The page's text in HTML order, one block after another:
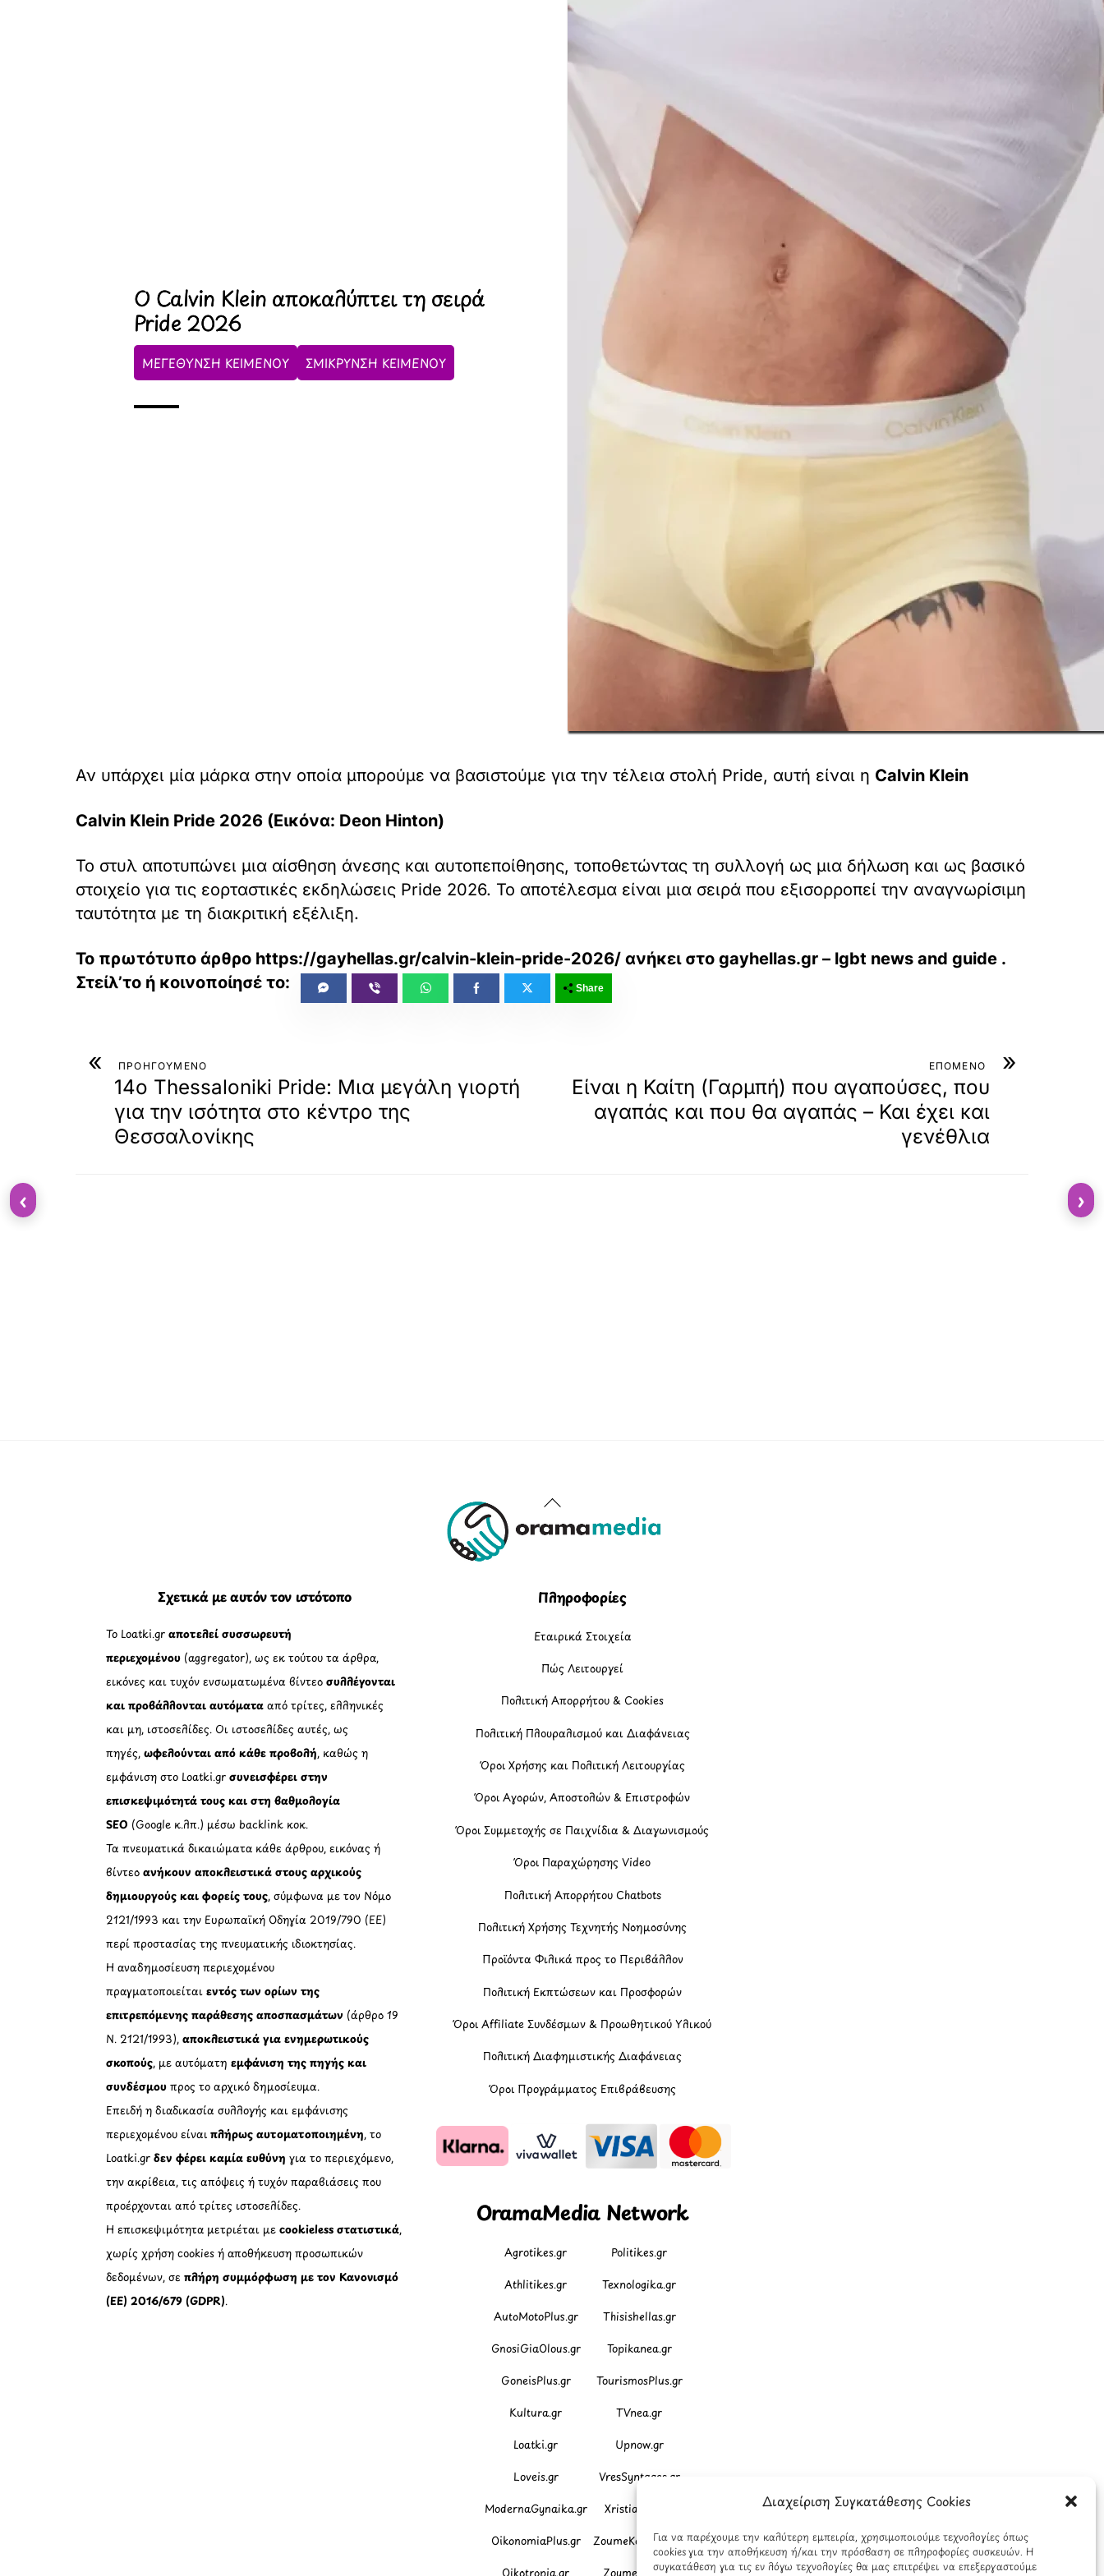
Διαχείριση Συγκατάθεσης Cookies
Για να παρέχουμε την καλύτερη εμπειρία, χρησιμοποιούμε τεχνολογίες όπως
cookies για την αποθήκευση ή/και την πρόσβαση σε πληροφορίες συσκευών. Η
συγκατάθεση για τις εν λόγω τεχνολογίες θα μας επιτρέψει να επεξεργαστούμε
Ο Calvin Klein αποκαλύπτει τη σειρά
Pride 2026
ΜΕΓΕΘΥΝΣΗ ΚΕΙΜΕΝΟΥ ΣΜΙΚΡΥΝΣΗ ΚΕΙΜΕΝΟΥ
Αν υπάρχει μία μάρκα στην οποία μπορούμε να βασιστούμε για την τέλεια στολή Pride, αυτή είναι η Calvin Klein
Calvin Klein Pride 2026 (Εικόνα: Deon Hinton)
Το στυλ αποτυπώνει μια αίσθηση άνεσης και αυτοπεποίθησης, τοποθετώντας τη συλλογή ως μια δήλωση και ως βασικό
στοιχείο για τις εορταστικές εκδηλώσεις Pride 2026. Το αποτέλεσμα είναι μια σειρά που εξισορροπεί την αναγνωρίσιμη
ταυτότητα με τη διακριτική εξέλιξη.
Το πρωτότυπο άρθρο https://gayhellas.gr/calvin-klein-pride-2026/ ανήκει στο gayhellas.gr – lgbt news and guide .
Share
« ΠΡΟΗΓΟΥΜΕΝΟ
14ο Thessaloniki Pride: Μια μεγάλη γιορτή
για την ισότητα στο κέντρο της
Θεσσαλονίκης
»
ΕΠΟΜΕΝΟ
Είναι η Καίτη (Γαρμπή) που αγαπούσες, που
αγαπάς και που θα αγαπάς – Και έχει και
γενέθλια
Back
To
Σχετικά με αυτόν τον ιστότοπο
Το Loatki.grαποτελεί συσσωρευτή
περιεχομένου (aggregator), ως εκ τούτου τα άρθρα,
εικόνες και τυχόν ενσωματωμένα βίντεοσυλλέγονται
και προβάλλονται αυτόματααπό τρίτες, ελληνικές
και μη, ιστοσελίδες. Οι ιστοσελίδες αυτές, ως
πηγές,ωφελούνται από κάθε προβολή, καθώς η
εμφάνιση στο Loatki.gr συνεισφέρει στην
επισκεψιμότητά τους και στη βαθμολογία
SEO (Google κ.λπ.) μέσω backlink κοκ.
Τα πνευματικά δικαιώματα κάθε άρθρου, εικόνας ή
βίντεοανήκουν αποκλειστικά στους αρχικούς
δημιουργούς και φορείς τους, σύμφωνα με τον Νόμο
2121/1993 και την Ευρωπαϊκή Οδηγία 2019/790 (ΕΕ)
περί προστασίας της πνευματικής ιδιοκτησίας.
Η αναδημοσίευση περιεχομένου
πραγματοποιείταιεντός των ορίων της
επιτρεπόμενης παράθεσης αποσπασμάτων (άρθρο 19
Ν. 2121/1993), αποκλειστικά για ενημερωτικούς
σκοπούς, με αυτόματηεμφάνιση της πηγής και
συνδέσμου προς το αρχικό δημοσίευμα.
Επειδή η διαδικασία συλλογής και εμφάνισης
περιεχομένου είναιπλήρως αυτοματοποιημένη, το
Loatki.grδεν φέρει καμία ευθύνη για το περιεχόμενο,
την ακρίβεια, τις απόψεις ή τυχόν παραβιάσεις που
προέρχονται από τρίτες ιστοσελίδες.
Η επισκεψιμότητα μετριέται μεcookieless στατιστικά,
χωρίς χρήση cookies ή αποθήκευση προσωπικών
δεδομένων, σεπλήρη συμμόρφωση με τον Κανονισμό
(ΕΕ) 2016/679 (GDPR).
Πληροφορίες
Εταιρικά Στοιχεία
Πώς Λειτουργεί
Πολιτική Απορρήτου & Cookies
Πολιτική Πλουραλισμού και Διαφάνειας
Όροι Χρήσης και Πολιτική Λειτουργίας
Όροι Αγορών, Αποστολών & Επιστροφών
Όροι Συμμετοχής σε Παιχνίδια & Διαγωνισμούς
Όροι Παραχώρησης Video
Πολιτική Απορρήτου Chatbots
Πολιτική Χρήσης Τεχνητής Νοημοσύνης
Προϊόντα Φιλικά προς το Περιβάλλον
Πολιτική Εκπτώσεων και Προσφορών
Όροι Affiliate Συνδέσμων & Προωθητικού Υλικού
Πολιτική Διαφημιστικής Διαφάνειας
Όροι Προγράμματος Επιβράβευσης
OramaMedia Network
Agrotikes.gr Politikes.gr
Athlitikes.gr Texnologika.gr
AutoMotoPlus.gr Thisishellas.gr
GnosiGiaOlous.gr Topikanea.gr
GoneisPlus.gr TourismosPlus.gr
Kultura.gr TVnea.gr
Loatki.gr Upnow.gr
Loveis.gr VresSyntages.gr
ModernaGynaika.gr Xristianika.gr
OikonomiaPlus.gr ZoumeKalytera.gr
Oikotropia.gr ZoumeSpiti.gr
‹ ›